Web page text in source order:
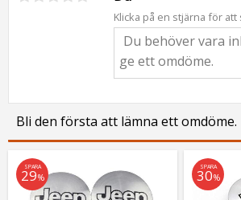
Klicka på en stjärna för
Bli den första att lämna ett omdöme.
SPARA
29%
SPARA
30%